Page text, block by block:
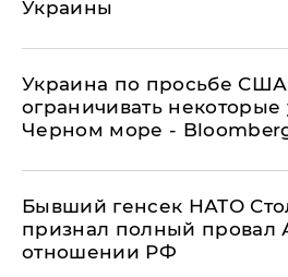
Украины
Украина по просьбе США
ограничивать
Черном море -
Бывший генсек НАТО
признал полный провал
отношении РФ